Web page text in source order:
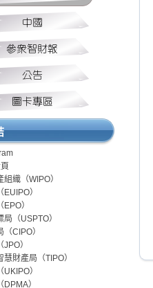
織（WIPO）
）
）
（USPTO）
CIPO）
）
財產局（TIPO）
）
）